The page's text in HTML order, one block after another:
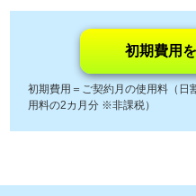
初期費用
初期費用＝ご契約月の使用料（日
用料の2カ月分 ※非課税）